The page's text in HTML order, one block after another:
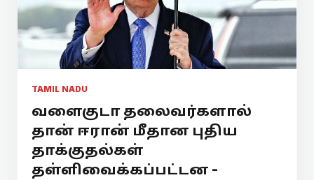
TAMIL NADU
வளைகுடா தலைவர்களால்
தான் ஈரான் மீதான புதிய
தாக்குதல்கள்
தள்ளிவைக்கப்பட்டன -